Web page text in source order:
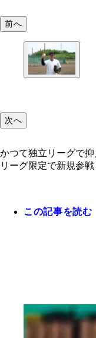
前へ
次へ
かつて独立リーグで
リーグ限定で新規参
この記事を読む